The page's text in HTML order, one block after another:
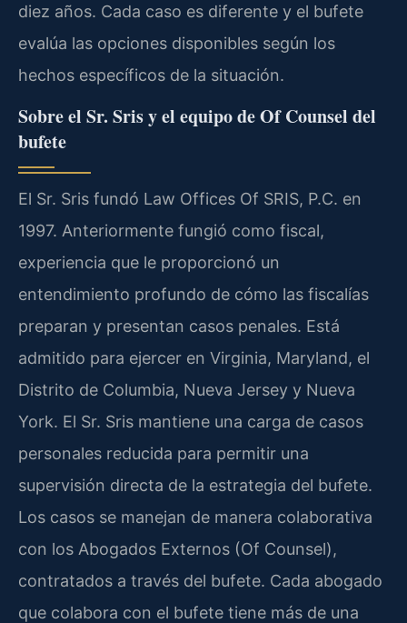
diez años. Cada caso es diferente y el bufete
evalúa las opciones disponibles según los
hechos específicos de la situación.
Sobre el Sr. Sris y el equipo de Of Counsel del
bufete
El Sr. Sris fundó Law Offices Of SRIS, P.C. en
1997. Anteriormente fungió como fiscal,
experiencia que le proporcionó un
entendimiento profundo de cómo las fiscalías
preparan y presentan casos penales. Está
admitido para ejercer en Virginia, Maryland, el
Distrito de Columbia, Nueva Jersey y Nueva
York. El Sr. Sris mantiene una carga de casos
personales reducida para permitir una
supervisión directa de la estrategia del bufete.
Los casos se manejan de manera colaborativa
con los Abogados Externos (Of Counsel),
contratados a través del bufete. Cada abogado
que colabora con el bufete tiene más de una